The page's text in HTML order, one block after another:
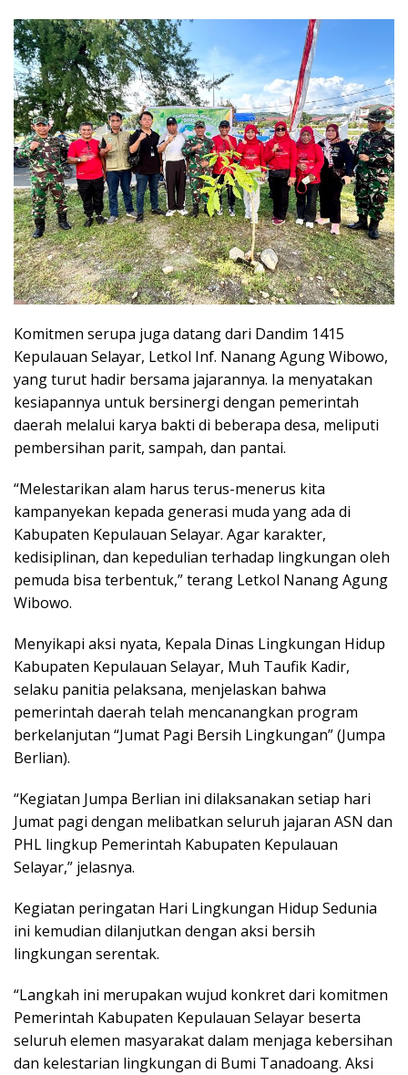
Komitmen serupa juga datang dari Dandim 1415
Kepulauan Selayar, Letkol Inf. Nanang Agung Wibowo,
yang turut hadir bersama jajarannya. Ia menyatakan
kesiapannya untuk bersinergi dengan pemerintah
daerah melalui karya bakti di beberapa desa, meliputi
pembersihan parit, sampah, dan pantai.
“Melestarikan alam harus terus-menerus kita
kampanyekan kepada generasi muda yang ada di
Kabupaten Kepulauan Selayar. Agar karakter,
kedisiplinan, dan kepedulian terhadap lingkungan oleh
pemuda bisa terbentuk,” terang Letkol Nanang Agung
Wibowo.
Menyikapi aksi nyata, Kepala Dinas Lingkungan Hidup
Kabupaten Kepulauan Selayar, Muh Taufik Kadir,
selaku panitia pelaksana, menjelaskan bahwa
pemerintah daerah telah mencanangkan program
berkelanjutan “Jumat Pagi Bersih Lingkungan” (Jumpa
Berlian).
“Kegiatan Jumpa Berlian ini dilaksanakan setiap hari
Jumat pagi dengan melibatkan seluruh jajaran ASN dan
PHL lingkup Pemerintah Kabupaten Kepulauan
Selayar,” jelasnya.
Kegiatan peringatan Hari Lingkungan Hidup Sedunia
ini kemudian dilanjutkan dengan aksi bersih
lingkungan serentak.
“Langkah ini merupakan wujud konkret dari komitmen
Pemerintah Kabupaten Kepulauan Selayar beserta
seluruh elemen masyarakat dalam menjaga kebersihan
dan kelestarian lingkungan di Bumi Tanadoang. Aksi